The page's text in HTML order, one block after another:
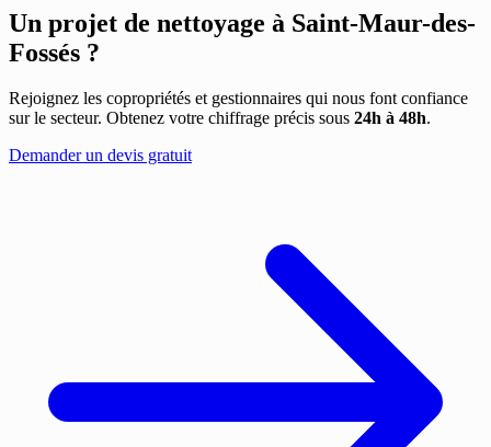
Un projet de nettoyage à Saint-Maur-des-
Fossés ?
Rejoignez les copropriétés et gestionnaires qui nous font confiance
sur le secteur. Obtenez votre chiffrage précis sous 24h à 48h.
Demander un devis gratuit